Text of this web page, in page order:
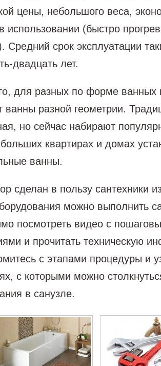
цены, небольшого веса,
использовании (быстро
Средний срок эксплуатации
двадцать лет.
для разных по форме ванных
ванны разной геометрии.
но сейчас набирают
квартирах и домах
ванны.
сделан в пользу сантехники
можно выполнить
посмотреть видео с
и прочитать техническую
с этапами процедуры и
с которыми можно
в санузле.